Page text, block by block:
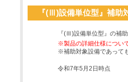
『(Ⅲ)設備単位型』補助
『(Ⅲ)設備単位型』の補
※製品の詳細仕様につい
※補助対象設備であって
令和7年5月2日時点